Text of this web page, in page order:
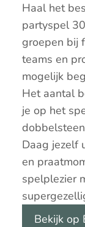
Haal het
partyspel
groepen bij
teams en
mogelijk
Het aantal
je op het
Daag jezelf
en
spelplezier
Bekijk op